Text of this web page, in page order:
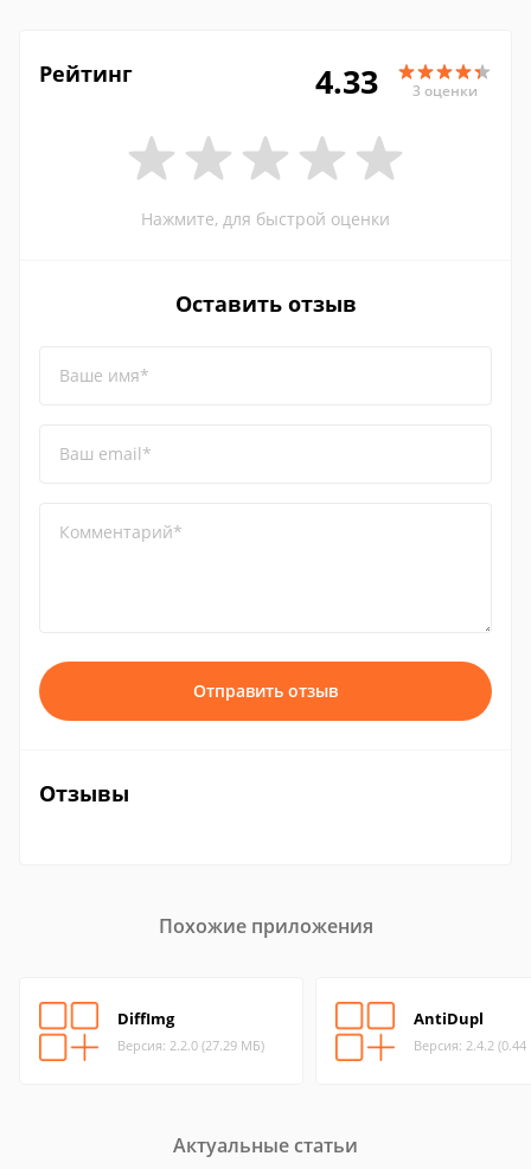
Рейтинг 4.33 3 оценки
Нажмите, для быстрой оценки
Оставить отзыв
Ваше имя*
Ваш email*
Комментарий*
Отправить отзыв
Отзывы
Похожие приложения
DiffImg
Версия: 2.2.0 (27.29 МБ)
AntiDupl
Версия: 2.4.2
Актуальные статьи